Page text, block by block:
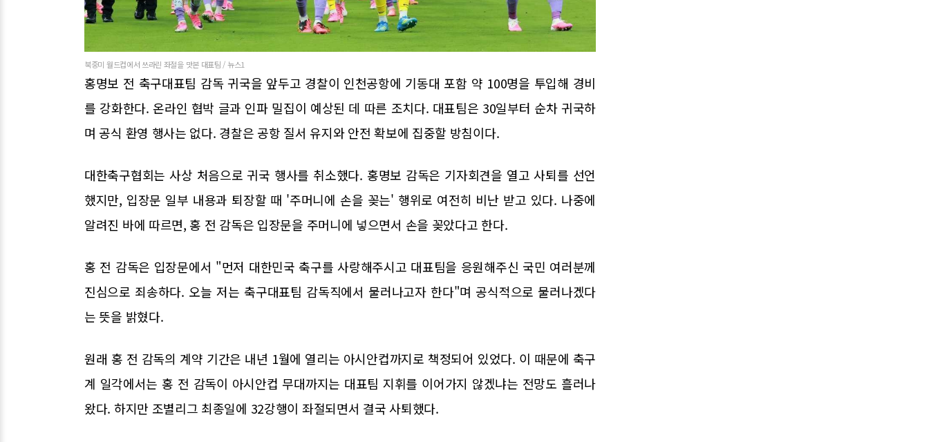
북중미 월드컵에서 쓰라린 좌절을 맛본 대표팀 / 뉴스1
홍명보 전 축구대표팀 감독 귀국을 앞두고 경찰이 인천공항에 기동대 포함 약 100명을 투입해 경비
를 강화한다. 온라인 협박 글과 인파 밀집이 예상된 데 따른 조치다. 대표팀은 30일부터 순차 귀국하
며 공식 환영 행사는 없다. 경찰은 공항 질서 유지와 안전 확보에 집중할 방침이다.
대한축구협회는 사상 처음으로 귀국 행사를 취소했다. 홍명보 감독은 기자회견을 열고 사퇴를 선언
했지만, 입장문 일부 내용과 퇴장할 때 '주머니에 손을 꽂는' 행위로 여전히 비난 받고 있다. 나중에
알려진 바에 따르면, 홍 전 감독은 입장문을 주머니에 넣으면서 손을 꽂았다고 한다.
홍 전 감독은 입장문에서 "먼저 대한민국 축구를 사랑해주시고 대표팀을 응원해주신 국민 여러분께
진심으로 죄송하다. 오늘 저는 축구대표팀 감독직에서 물러나고자 한다"며 공식적으로 물러나겠다
는 뜻을 밝혔다.
원래 홍 전 감독의 계약 기간은 내년 1월에 열리는 아시안컵까지로 책정되어 있었다. 이 때문에 축구
계 일각에서는 홍 전 감독이 아시안컵 무대까지는 대표팀 지휘를 이어가지 않겠냐는 전망도 흘러나
왔다. 하지만 조별리그 최종일에 32강행이 좌절되면서 결국 사퇴했다.